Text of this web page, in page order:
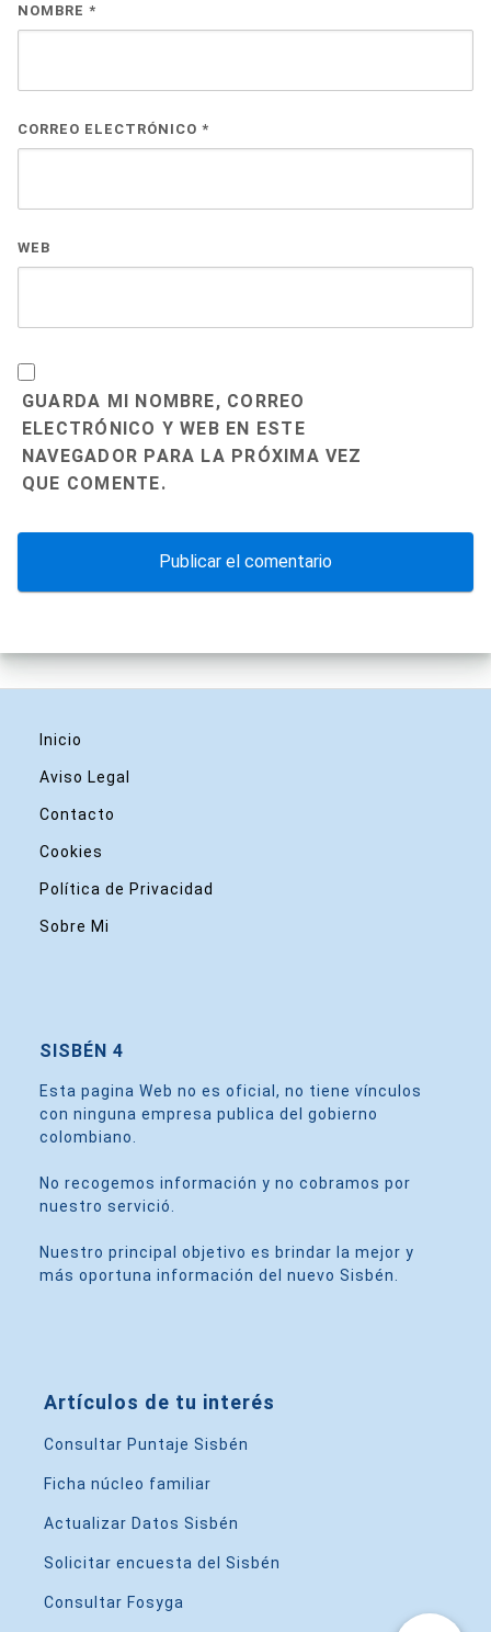
NOMBRE *
CORREO ELECTRÓNICO *
WEB
GUARDA MI NOMBRE, CORREO
ELECTRÓNICO Y WEB EN ESTE
NAVEGADOR PARA LA PRÓXIMA VEZ
QUE COMENTE.
Inicio
Aviso Legal
Contacto
Cookies
Política de Privacidad
Sobre Mi
SISBÉN 4
Esta pagina Web no es oficial, no tiene vínculos
con ninguna empresa publica del gobierno
colombiano.
No recogemos información y no cobramos por
nuestro servició.
Nuestro principal objetivo es brindar la mejor y
más oportuna información del nuevo Sisbén.
Artículos de tu interés
Consultar Puntaje Sisbén
Ficha núcleo familiar
Actualizar Datos Sisbén
Solicitar encuesta del Sisbén
Consultar Fosyga